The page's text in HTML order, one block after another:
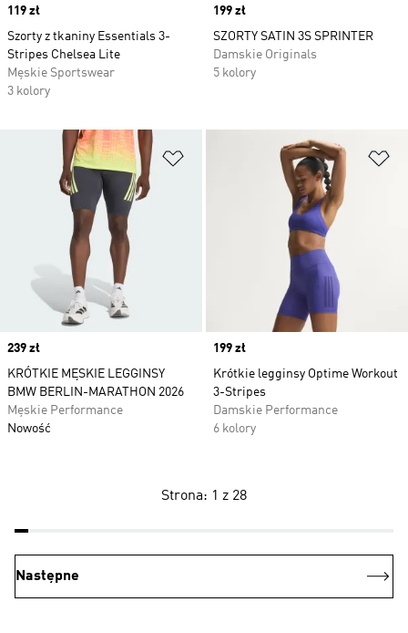
Price
119 zł
Szorty z tkaniny Essentials 3-
Stripes Chelsea Lite
Męskie Sportswear
3 kolory
Price
199 zł
SZORTY SATIN 3S SPRINTER
Damskie Originals
5 kolory
Dodaj do listy życzeń
Price
239 zł
KRÓTKIE MĘSKIE LEGGINSY
BMW BERLIN-MARATHON 2026
Męskie Performance
Nowość
Price
199 zł
Krótkie legginsy Optime Workout
3-Stripes
Damskie Performance
6 kolory
Strona: 1 z 28
Następne